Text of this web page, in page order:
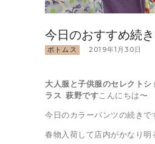
今日のおすすめ続
ボトムス 2019年1月30日
大人服と子供服のセレクトシ
ラス 萩野ですこんにちは〜
今日のカラーパンツの続きで
春物入荷して店内がかなり明